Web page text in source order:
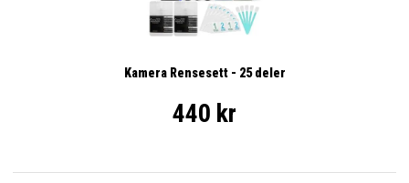
Kamera Rensesett - 25 deler
440 kr